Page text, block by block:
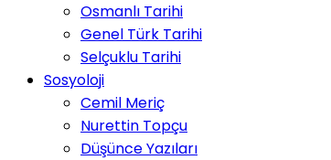
Osmanlı Tarihi
Genel Türk Tarihi
Selçuklu Tarihi
Sosyoloji
Cemil Meriç
Nurettin Topçu
Düşünce Yazıları